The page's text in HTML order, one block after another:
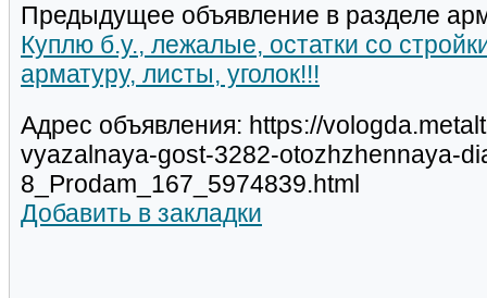
Предыдущее объявление в разделе
Куплю б.у., лежалые, остатки со
арматуру, листы, уголок!!!
Адрес объявления: https://
vyazalnaya-gost-3282-otozhzhennaya-
8_Prodam_167_5974839.html
Добавить в закладки